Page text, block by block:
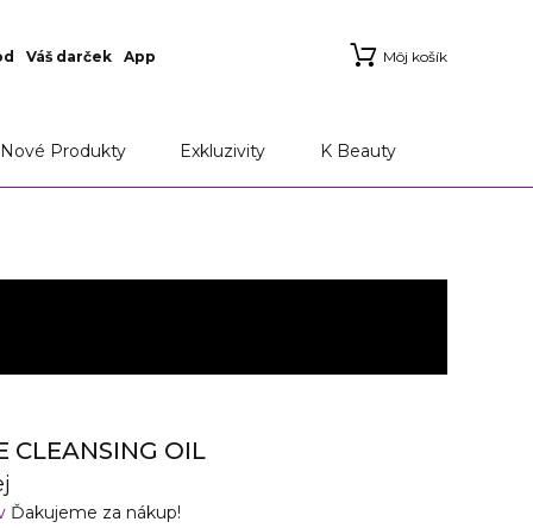
Váš darček App Môj košík
Nové Produkty Exkluzivity K Beauty
CLEANSING OIL
Ďakujeme za nákup!